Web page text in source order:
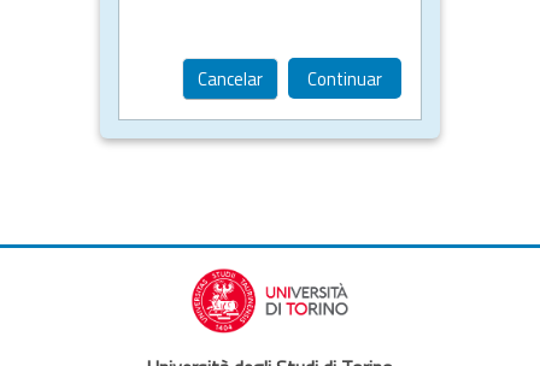
Cancelar Continuar